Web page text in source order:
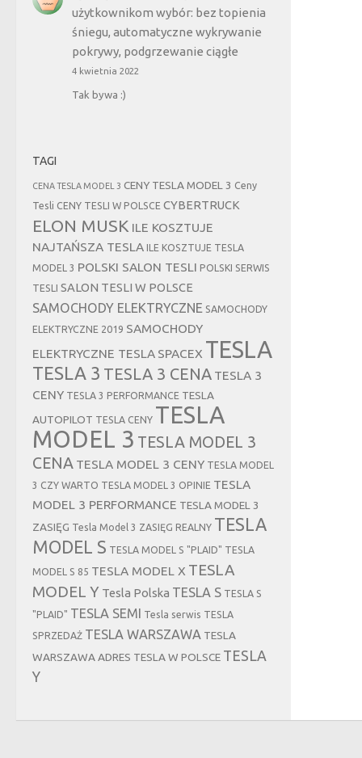
użytkownikom wybór: bez topienia
śniegu, automatyczne wykrywanie
pokrywy, podgrzewanie ciągłe
4 kwietnia 2022
Tak bywa :)
TAGI
CENA TESLA MODEL 3 CENY TESLA MODEL 3 Ceny
Tesli CENY TESLI W POLSCE CYBERTRUCK
ELON MUSK ILE KOSZTUJE
NAJTAŃSZA TESLA
ILE KOSZTUJE TESLA
MODEL 3 POLSKI SALON TESLI POLSKI SERWIS
TESLI
SALON TESLI W POLSCE
SAMOCHODY ELEKTRYCZNE SAMOCHODY
ELEKTRYCZNE 2019 SAMOCHODY
ELEKTRYCZNE TESLA SPACEX TESLA
TESLA 3 TESLA 3 CENA TESLA 3
CENY TESLA 3 PERFORMANCE TESLA
AUTOPILOT TESLA CENY TESLA
MODEL 3 TESLA MODEL 3
CENA TESLA MODEL 3 CENY TESLA MODEL
3 CZY WARTO TESLA MODEL 3 OPINIE TESLA
MODEL 3 PERFORMANCE TESLA MODEL 3
ZASIĘG Tesla Model 3 ZASIĘG REALNY TESLA
MODEL S TESLA MODEL S "PLAID" TESLA
MODEL S 85 TESLA MODEL X TESLA
MODEL Y Tesla Polska TESLA S TESLA S
"PLAID" TESLA SEMI Tesla serwis TESLA
SPRZEDAŻ TESLA WARSZAWA TESLA
WARSZAWA ADRES TESLA W POLSCE TESLA
Y